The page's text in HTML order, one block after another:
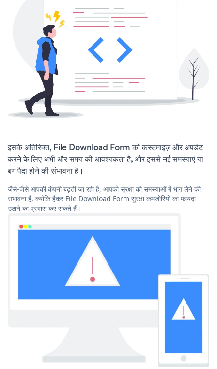
इसके अतिरिक्त, File Download Form को कस्टमाइज़ और अपडेट
करने के लिए अभी और समय की आवश्यकता है, और इससे नई समस्याएं या
बग पैदा होने की संभावना है।
जैसे-जैसे आपकी कंपनी बढ़ती जा रही है, आपको सुरक्षा की समस्याओं में भाग लेने की
संभावना है, क्योंकि हैकर File Download Form सुरक्षा कमजोरियों का फायदा
उठाने का प्रयास कर सकते हैं।